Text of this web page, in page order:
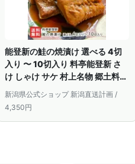
能登新の鮭の焼漬け 選べる 4切
入り 〜 10切入り 料亭能登新 さ
け しゃけ サケ 村上名物 郷土料理
骨取り 骨なし おつまみ おかず 惣
菜 切り身 お土産 手土産 新潟県
生産者直送 お取り寄せ ギフト プ
新潟県公式ショップ 新潟直送計画 /
4,350円